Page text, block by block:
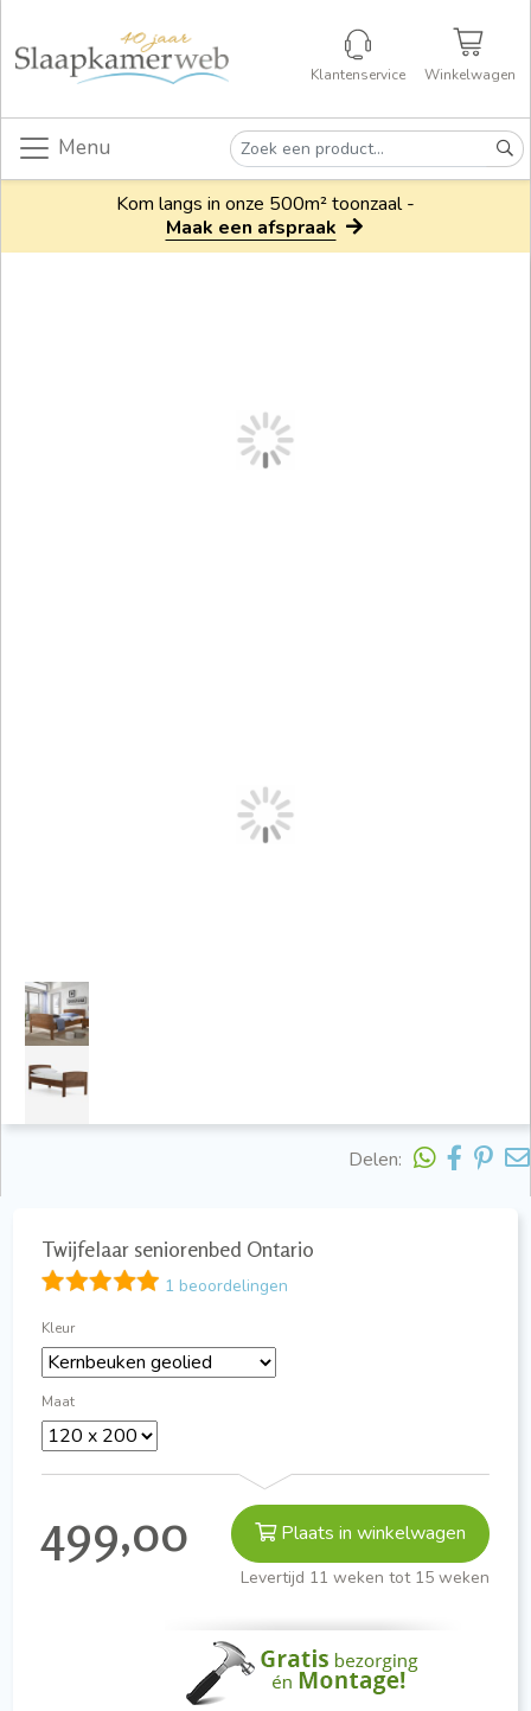
Klantenservice Winkelwagen
Menu
Kom langs in onze 500m² toonzaal -
Maak een afspraak
Delen:
Twijfelaar seniorenbed Ontario
1 beoordelingen
Kleur
Maat
499,00 Plaats in winkelwagen
Levertijd 11 weken tot 15 weken